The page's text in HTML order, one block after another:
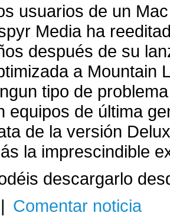
usuarios de un
Media ha
después de su
a Mountain
tipo de
equipos de última
de la versión
la imprescindible
descargarlo
Comentar noticia